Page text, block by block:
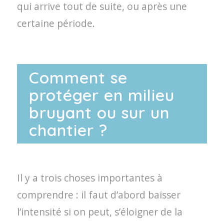
qui arrive tout de suite, ou après une
certaine période.
Comment se
protéger en milieu
bruyant ou sur un
chantier ?
Il y a trois choses importantes à
comprendre : il faut d’abord baisser
l’intensité si on peut, s’éloigner de la